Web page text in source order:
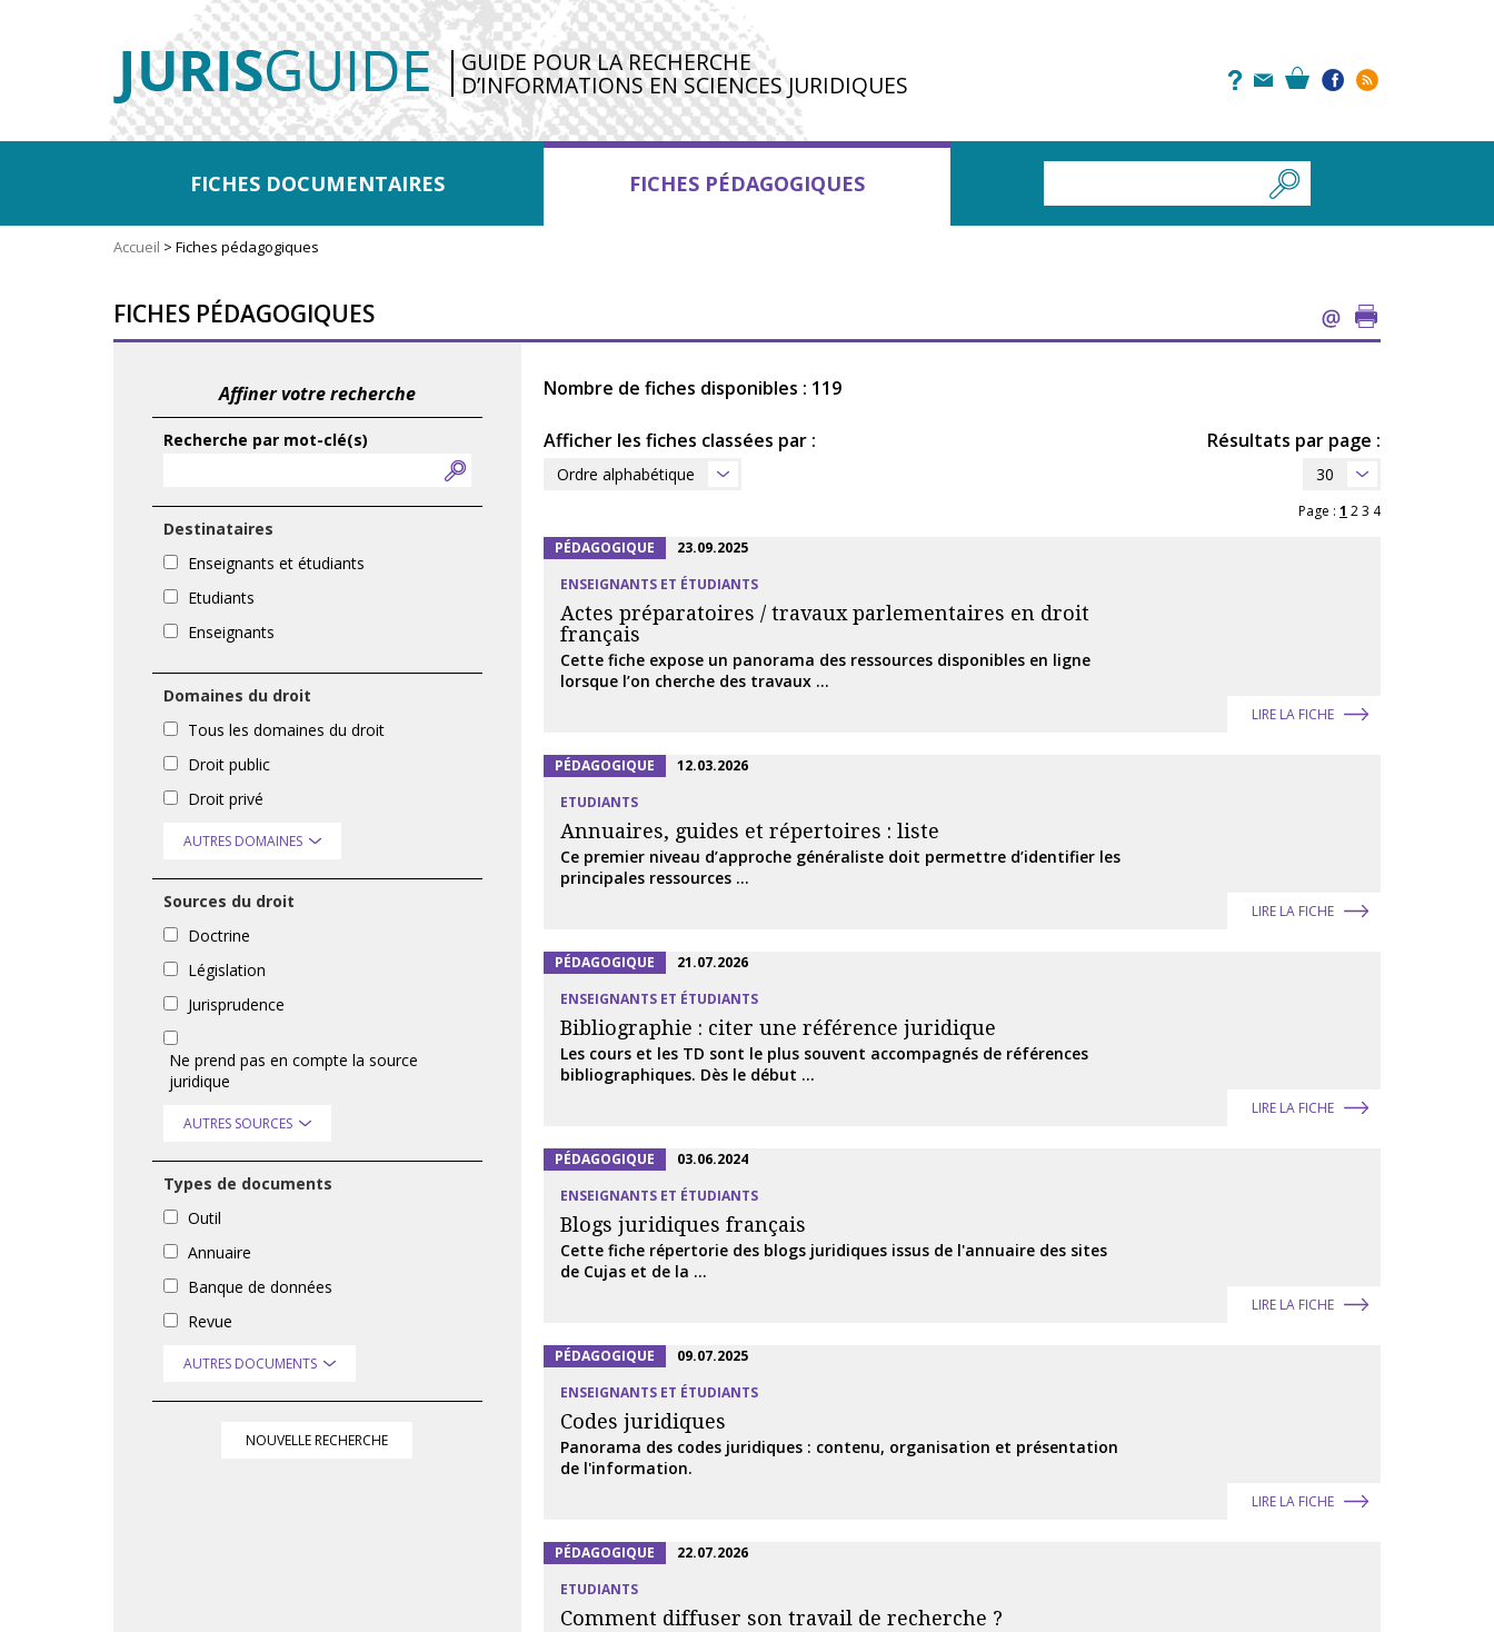
GUIDE POUR LA RECHERCHE
D’INFORMATIONS EN SCIENCES JURIDIQUES
FICHES DOCUMENTAIRES FICHES PÉDAGOGIQUES
Accueil > Fiches pédagogiques
FICHES PÉDAGOGIQUES
Affiner votre recherche
Recherche par mot-clé(s)
Destinataires
Enseignants et étudiants
Etudiants
Enseignants
Domaines du droit
Tous les domaines du droit
Droit public
Droit privé
AUTRES DOMAINES
Sources du droit
Doctrine
Législation
Jurisprudence
Ne prend pas en compte la source
juridique
AUTRES SOURCES
Types de documents
Outil
Annuaire
Banque de données
Revue
AUTRES DOCUMENTS
NOUVELLE RECHERCHE
Nombre de fiches disponibles : 119
Afficher les fiches classées par :
Ordre alphabétique
Résultats par page :
30
Page : 1 23 4
PÉDAGOGIQUE
23.09.2025
ENSEIGNANTS ET ÉTUDIANTS
Actes préparatoires / travaux parlementaires en droit
français
Cette fiche expose un panorama des ressources disponibles en ligne
lorsque l’on cherche des travaux ...
LIRE LA FICHE
PÉDAGOGIQUE
12.03.2026
ETUDIANTS
Annuaires, guides et répertoires : liste
Ce premier niveau d’approche généraliste doit permettre d’identifier les
principales ressources ...
LIRE LA FICHE
PÉDAGOGIQUE
21.07.2026
ENSEIGNANTS ET ÉTUDIANTS
Bibliographie : citer une référence juridique
Les cours et les TD sont le plus souvent accompagnés de références
bibliographiques. Dès le début ...
LIRE LA FICHE
PÉDAGOGIQUE
03.06.2024
ENSEIGNANTS ET ÉTUDIANTS
Blogs juridiques français
Cette fiche répertorie des blogs juridiques issus de l'annuaire des sites
de Cujas et de la ...
LIRE LA FICHE
PÉDAGOGIQUE
09.07.2025
ENSEIGNANTS ET ÉTUDIANTS
Codes juridiques
Panorama des codes juridiques : contenu, organisation et présentation
de l'information.
LIRE LA FICHE
PÉDAGOGIQUE
22.07.2026
ETUDIANTS
Comment diffuser son travail de recherche ?